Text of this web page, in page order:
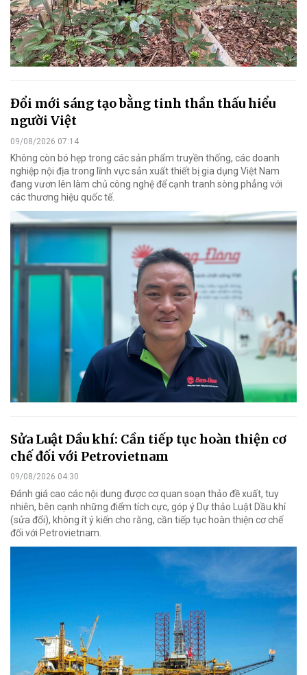
Đổi mới sáng tạo bằng tinh thần thấu hiểu
người Việt
09/08/2026 07:14
Không còn bó hẹp trong các sản phẩm truyền thống, các doanh
nghiệp nội địa trong lĩnh vực sản xuất thiết bị gia dụng Việt Nam
đang vươn lên làm chủ công nghệ để cạnh tranh sòng phẳng với
các thương hiệu quốc tế.
Sửa Luật Dầu khí: Cần tiếp tục hoàn thiện cơ
chế đối với Petrovietnam
09/08/2026 04:30
Đánh giá cao các nội dung được cơ quan soạn thảo đề xuất, tuy
nhiên, bên cạnh những điểm tích cực, góp ý Dự thảo Luật Dầu khí
(sửa đổi), không ít ý kiến cho rằng, cần tiếp tục hoàn thiện cơ chế
đối với Petrovietnam.